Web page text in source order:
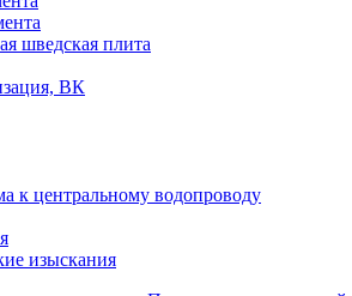
шведская плита
ВК
к центральному водопроводу
изыскания